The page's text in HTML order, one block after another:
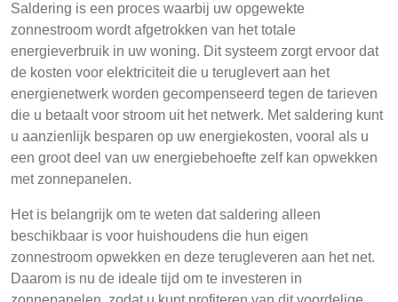
Saldering is een proces waarbij uw opgewekte
zonnestroom wordt afgetrokken van het totale
energieverbruik in uw woning. Dit systeem zorgt ervoor dat
de kosten voor elektriciteit die u teruglevert aan het
energienetwerk worden gecompenseerd tegen de tarieven
die u betaalt voor stroom uit het netwerk. Met saldering kunt
u aanzienlijk besparen op uw energiekosten, vooral als u
een groot deel van uw energiebehoefte zelf kan opwekken
met zonnepanelen.
Het is belangrijk om te weten dat saldering alleen
beschikbaar is voor huishoudens die hun eigen
zonnestroom opwekken en deze terugleveren aan het net.
Daarom is nu de ideale tijd om te investeren in